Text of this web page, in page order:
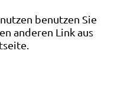
benutzen Sie
anderen Link aus